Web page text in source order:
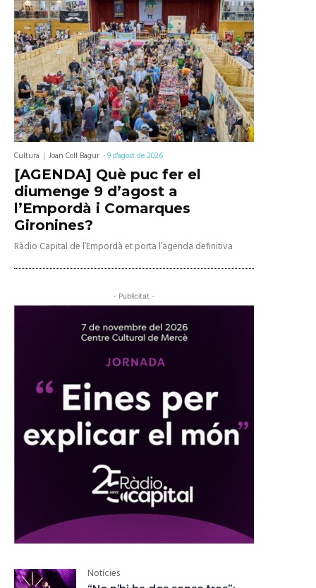
Cultura Joan Coll Bagur -9 d'agost de 2026
[AGENDA] Què puc fer el
diumenge 9 d’agost a
l’Empordà i Comarques
Gironines?
Ràdio Capital de l’Empordà et porta l’agenda definitiva
- Publicitat -
Notícies